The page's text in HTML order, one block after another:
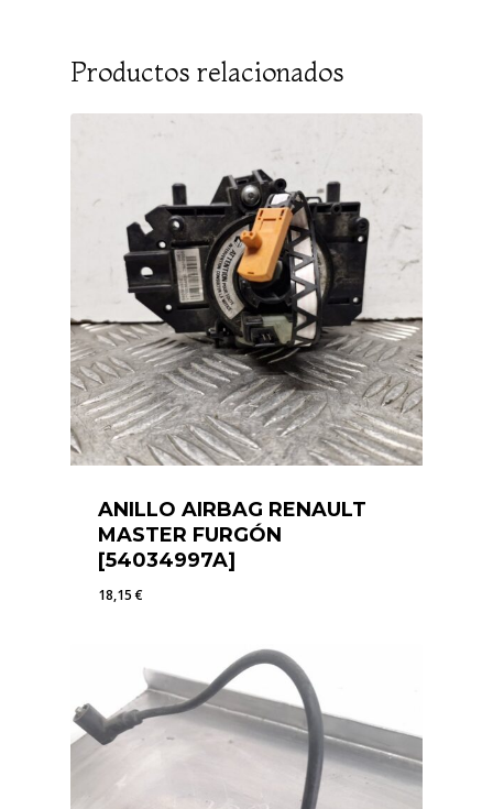
Productos relacionados
ANILLO AIRBAG RENAULT
MASTER FURGÓN
[54034997A]
18,15€